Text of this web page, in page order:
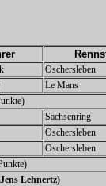
Oschersleben
Le Mans
Sachsenring
Oschersleben
Oschersleben
Jens Lehnertz)